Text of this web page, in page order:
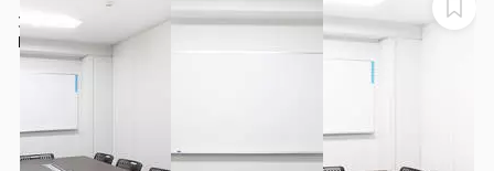
大10名｜面接・商談・打合せ・研修
ROOMs第2会議室 錦糸町駅